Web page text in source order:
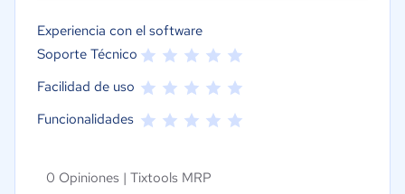
Experiencia con el software
Soporte Técnico
Facilidad de uso
Funcionalidades
0 Opiniones | Tixtools MRP